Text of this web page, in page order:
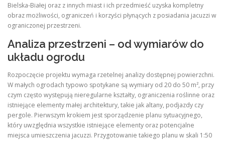
Bielska‑Białej oraz z innych miast i ich przedmieść uzyska kompletny
obraz możliwości, ograniczeń i korzyści płynących z posiadania jacuzzi w
ograniczonej przestrzeni.
Analiza przestrzeni – od wymiarów do
układu ogrodu
Rozpoczęcie projektu wymaga rzetelnej analizy dostępnej powierzchni.
W małych ogrodach typowo spotykane są wymiary od 20 do 50 m², przy
czym często występują nieregularne kształty, ograniczenia roślinne oraz
istniejące elementy małej architektury, takie jak altany, podjazdy czy
pergole. Pierwszym krokiem jest sporządzenie planu sytuacyjnego,
który uwzględnia wszystkie istniejące elementy oraz potencjalne
miejsca umieszczenia jacuzzi. Przygotowanie takiego planu w skali 1:50